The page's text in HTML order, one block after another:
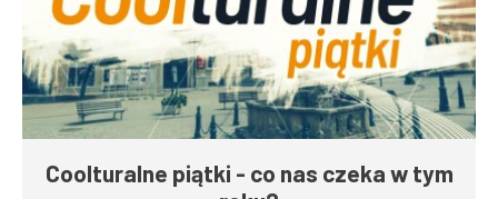
Coolturalne piątki - co nas czeka w tym